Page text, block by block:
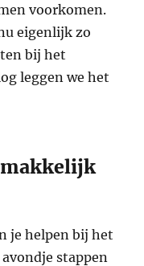
voorkomen.
eigenlijk zo
bij het
leggen we het
je helpen bij het
stappen